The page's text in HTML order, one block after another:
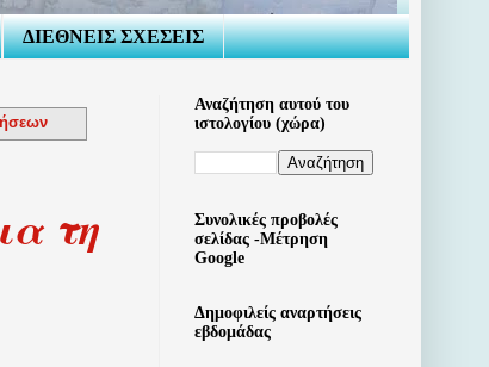
ΔΙΕΘΝΕΙΣ ΣΧΕΣΕΙΣ
τη
Αναζήτηση αυτού του
ιστολογίου (χώρα)
Συνολικές προβολές
σελίδας -Μέτρηση
Google
Δημοφιλείς αναρτήσεις
εβδομάδας